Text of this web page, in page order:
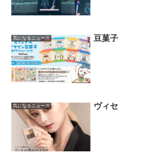
気になるニュース 豆菓子
気になるニュース ヴィセ